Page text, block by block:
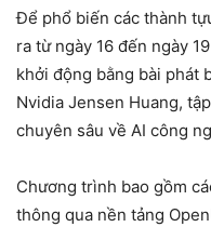
Để phổ biến các thành
ra từ ngày 16 đến ngày
khởi động bằng bài phát
Nvidia Jensen Huang,
chuyên sâu về AI công
Chương trình bao gồm
thông qua nền tảng